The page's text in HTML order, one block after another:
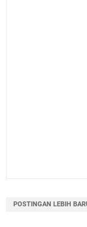
POSTINGAN LEBIH